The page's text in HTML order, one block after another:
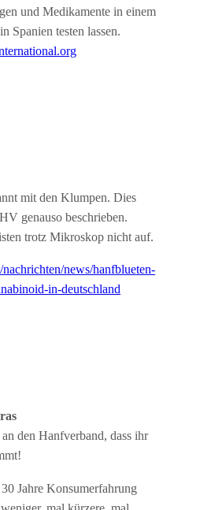
und Medikamente in einem
Spanien testen lassen.
mit den Klumpen. Dies
genauso beschrieben.
trotz Mikroskop nicht auf.
news/hanfblueten-
in-deutschland
den Hanfverband, dass ihr
Jahre Konsumerfahrung